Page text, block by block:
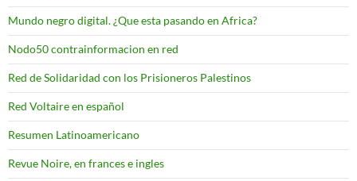
Mundo negro digital. ¿Que esta pasando en Africa?
Nodo50 contrainformacion en red
Red de Solidaridad con los Prisioneros Palestinos
Red Voltaire en español
Resumen Latinoamericano
Revue Noire, en frances e ingles